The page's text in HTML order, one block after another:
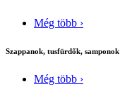
Még több ›
Szappanok, tusfürdők, samponok
Még több ›